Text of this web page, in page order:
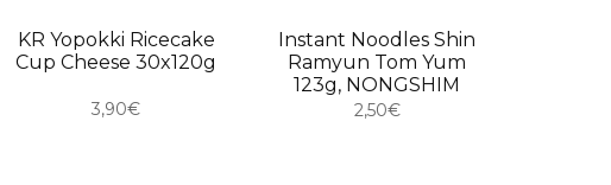
KR Yopokki Ricecake
Cup Cheese 30x120g
3,90€
Instant Noodles Shin
Ramyun Tom Yum
123g, NONGSHIM
2,50€